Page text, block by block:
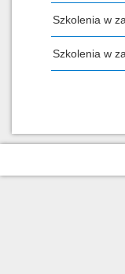
Szkolenia w
Szkolenia w